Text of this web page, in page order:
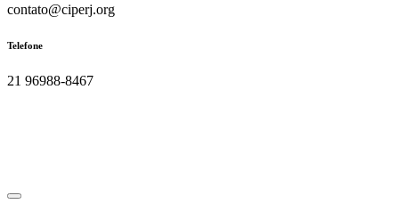
contato@ciperj.org
Telefone
21 96988-8467